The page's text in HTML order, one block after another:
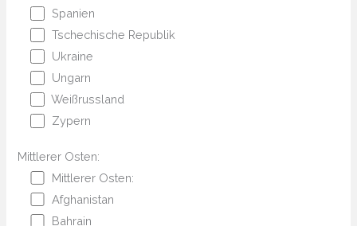
Spanien
Tschechische Republik
Ukraine
Ungarn
Weißrussland
Zypern
Mittlerer Osten:
Mittlerer Osten:
Afghanistan
Bahrain